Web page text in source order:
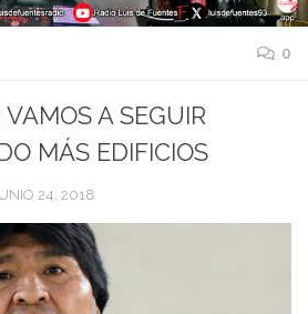
0
A SEGUIR
MÁS EDIFICIOS
24, 2018